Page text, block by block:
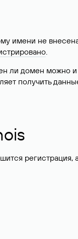
имени не
.
ли домен можно
получить
регистрация,